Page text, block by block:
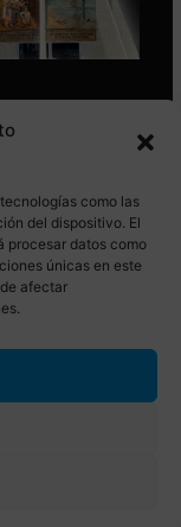
como las
del dispositivo. El
procesar datos como
únicas en este
afectar